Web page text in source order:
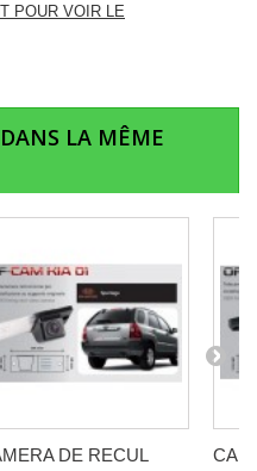
POUR VOIR LE
LA MÊME
DE RECUL